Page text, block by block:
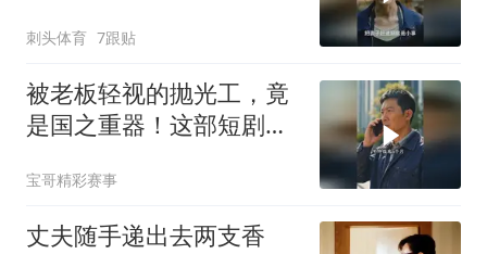
刺头体育 7跟贴
被老板轻视的抛光工，竟
是国之重器！这部短剧燃
宝哥精彩赛事
丈夫随手递出去两支香